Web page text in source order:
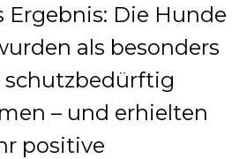
Ergebnis: Die Hunde
als besonders
– und erhielten
positive